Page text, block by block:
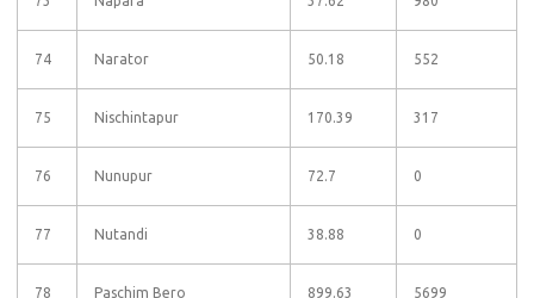
74 Narator 50.18 552
75 Nischintapur 170.39 317
76 Nunupur 72.7 0
77 Nutandi 38.88 0
78 Paschim Bero 899.63 5699